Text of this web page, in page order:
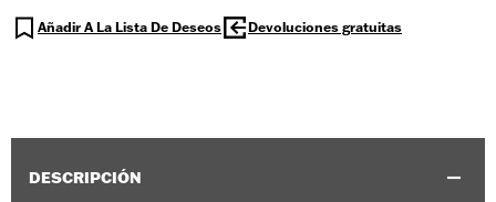
Añadir A La Lista De Deseos Devoluciones gratuitas
DESCRIPCIÓN